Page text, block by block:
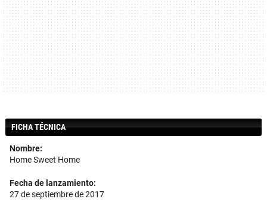
FICHA TÉCNICA
Nombre:
Home Sweet Home
Fecha de lanzamiento:
27 de septiembre de 2017